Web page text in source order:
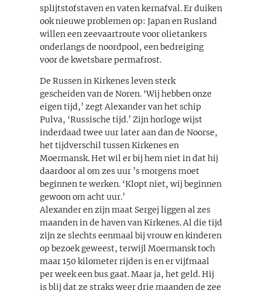
splijtstofstaven en vaten kernafval. Er duiken
ook nieuwe problemen op: Japan en Rusland
willen een zeevaartroute voor olietankers
onderlangs de noordpool, een bedreiging
voor de kwetsbare permafrost.
De Russen in Kirkenes leven sterk
gescheiden van de Noren. ‘Wij hebben onze
eigen tijd,’ zegt Alexander van het schip
Pulva, ‘Russische tijd.’ Zijn horloge wijst
inderdaad twee uur later aan dan de Noorse,
het tijdverschil tussen Kirkenes en
Moermansk. Het wil er bij hem niet in dat hij
daardoor al om zes uur ’s morgens moet
beginnen te werken. ‘Klopt niet, wij beginnen
gewoon om acht uur.’
Alexander en zijn maat Sergej liggen al zes
maanden in de haven van Kirkenes. Al die tijd
zijn ze slechts eenmaal bij vrouw en kinderen
op bezoek geweest, terwijl Moermansk toch
maar 150 kilometer rijden is en er vijfmaal
per week een bus gaat. Maar ja, het geld. Hij
is blij dat ze straks weer drie maanden de zee